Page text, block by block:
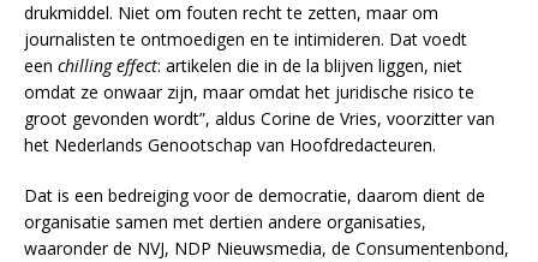
drukmiddel. Niet om fouten recht te zetten, maar om
journalisten te ontmoedigen en te intimideren. Dat voedt
een chilling effect: artikelen die in de la blijven liggen, niet
omdat ze onwaar zijn, maar omdat het juridische risico te
groot gevonden wordt”, aldus Corine de Vries, voorzitter van
het Nederlands Genootschap van Hoofdredacteuren.
Dat is een bedreiging voor de democratie, daarom dient de
organisatie samen met dertien andere organisaties,
waaronder de NVJ, NDP Nieuwsmedia, de Consumentenbond,